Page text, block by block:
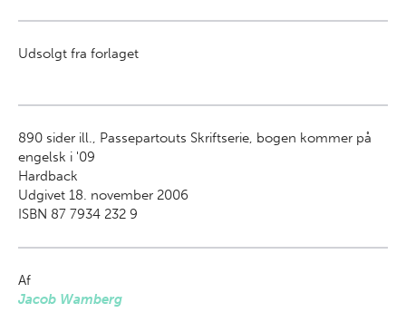
Udsolgt fra forlaget
890 sider ill., Passepartouts Skriftserie, bogen kommer på
engelsk i '09
Hardback
Udgivet 18. november 2006
ISBN 87 7934 232 9
Af
Jacob Wamberg